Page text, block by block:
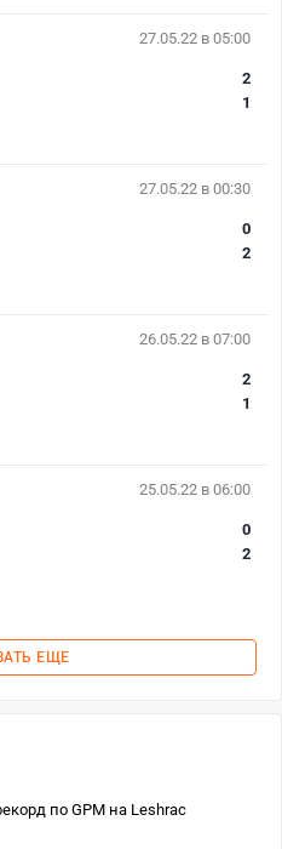
27.05.22 в 05:00
2
1
27.05.22 в 00:30
0
2
26.05.22 в 07:00
2
1
25.05.22 в 06:00
0
2
ЕЩЕ
по GPM на Leshraс